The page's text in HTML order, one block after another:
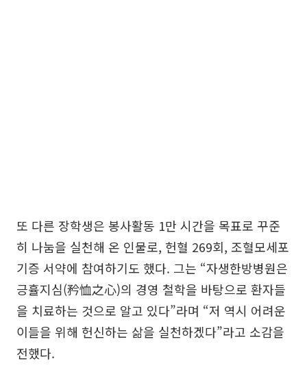
또 다른 장학생은 봉사활동 1만 시간을 목표로 꾸준
히 나눔을 실천해 온 인물로, 헌혈 269회, 조혈모세포
기증 서약에 참여하기도 했다. 그는 “자생한방병원은
긍휼지심(矜恤之心)의 경영 철학을 바탕으로 환자들
을 치료하는 것으로 알고 있다”라며 “저 역시 어려운
이들을 위해 헌신하는 삶을 실천하겠다”라고 소감을
전했다.